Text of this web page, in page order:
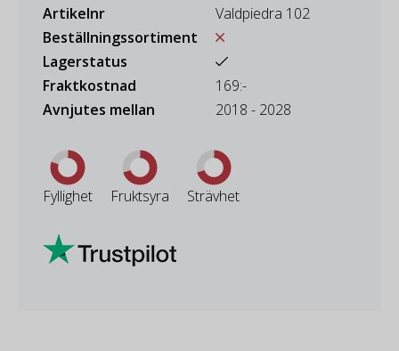
Artikelnr
Valdpiedra 102
Beställningssortiment
Lagerstatus
Fraktkostnad
169:-
Avnjutes mellan
2018 - 2028
Fyllighet Fruktsyra Strävhet